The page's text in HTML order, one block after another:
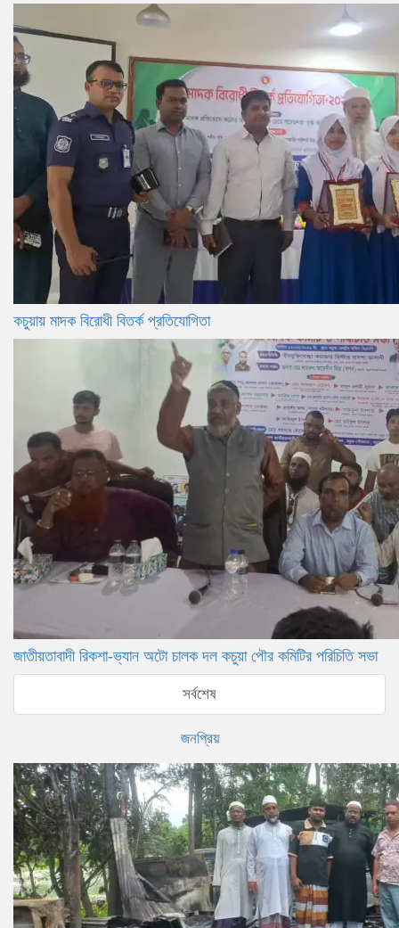
কচুয়ায় মাদক বিরোধী বিতর্ক প্রতিযোগিতা
জাতীয়তাবাদী রিকশা-ভ্যান অটো চালক দল কচুয়া পৌর কমিটির পরিচিতি সভা
সর্বশেষ
জনপ্রিয়